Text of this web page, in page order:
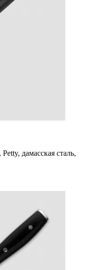
дамасская сталь,